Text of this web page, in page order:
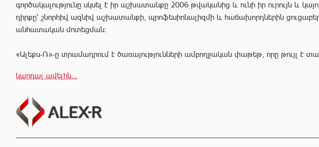
գործակալությունը սկսել է իր աշխատանքը 2006 թվականից և ունի իր ուրույն և
դիրքը՝ շնորհիվ ազնիվ աշխատանքի, պրոֆեսիոնալիզմի և հաճախորդներին
անհատական մոտեցման:
«Ալեքս-Ռ»-ը տրամադրում է ծառայությունների ամբողջական փաթեթ, որը թույլ է
Համապատասխան որակավոման և բազմամյա փորձի շնորհիվ՝ «Ալեքս-Ռ»
գործարքներ՝ ապահովելով գործարքի գաղտնիությունը, և զերծ մնալ գործարքի
ընթացքում բարձր ռիսկերից՝ հասցնելով դրանք նվազագույնի:
«Ալեքս-Ռ» ընկերության իրավաբանական բաժնի աշխատակիցները կապահովեն Ձեր
կարդալ ավելին...